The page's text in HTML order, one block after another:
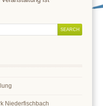
Niederfischbach